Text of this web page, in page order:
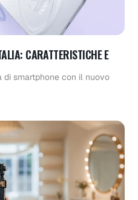
CARATTERISTICHE E
di smartphone con il nuovo